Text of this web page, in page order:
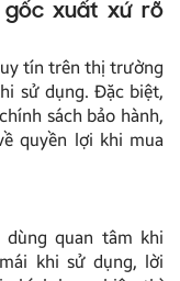
gốc xuất xứ rõ
tín trên thị trường
sử dụng. Đặc biệt,
sách bảo hành,
quyền lợi khi mua
quan tâm khi
khi sử dụng, lời